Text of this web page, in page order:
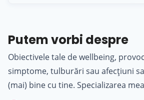
Putem vorbi despre
Obiectivele tale de wellbeing,
simptome, tulburări sau afecțiuni
(mai) bine cu tine. Specializarea